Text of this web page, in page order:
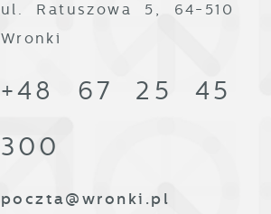
ul. Ratuszowa 5, 64-510
Wronki
+48 67 25 45
300
poczta@wronki.pl